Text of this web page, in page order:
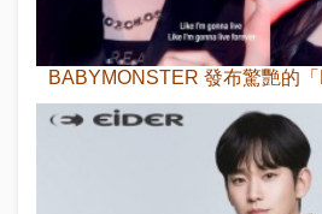
BABYMONSTER 發布驚艷的